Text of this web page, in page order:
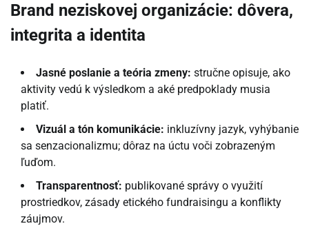
Brand neziskovej organizácie: dôvera,
integrita a identita
Jasné poslanie a teória zmeny: stručne opisuje, ako
aktivity vedú k výsledkom a aké predpoklady musia
platiť.
Vizuál a tón komunikácie: inkluzívny jazyk, vyhýbanie
sa senzacionalizmu; dôraz na úctu voči zobrazeným
ľuďom.
Transparentnosť: publikované správy o využití
prostriedkov, zásady etického fundraisingu a konflikty
záujmov.